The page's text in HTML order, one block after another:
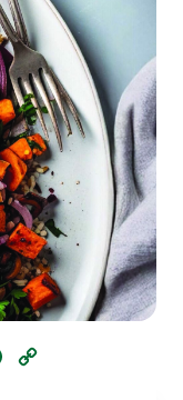
Pinterest